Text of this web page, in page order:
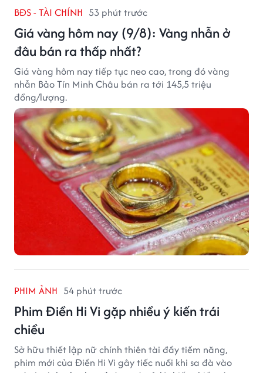
BĐS - TÀI CHÍNH 53 phút trước
Giá vàng hôm nay (9/8): Vàng nhẫn ở
đâu bán ra thấp nhất?
Giá vàng hôm nay tiếp tục neo cao, trong đó vàng
nhẫn Bảo Tín Minh Châu bán ra tới 145,5 triệu
đồng/lượng.
PHIM ẢNH 54 phút trước
Phim Điền Hi Vi gặp nhiều ý kiến trái
chiều
Sở hữu thiết lập nữ chính thiên tài đầy tiềm năng,
phim mới của Điền Hi Vi gây tiếc nuối khi sa đà vào